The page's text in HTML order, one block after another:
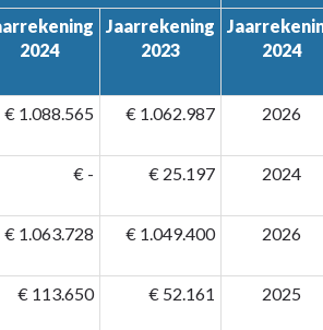
2024
Jaarrekening
2023
2024
€ 1.088.565 € 1.062.987 2026
€ - € 25.197 2024
€ 1.063.728 € 1.049.400 2026
€ 113.650 € 52.161 2025